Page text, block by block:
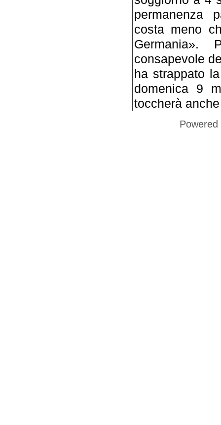
permanenza
costa meno
Germania».
consapevole
ha strappato
domenica 9
toccherà